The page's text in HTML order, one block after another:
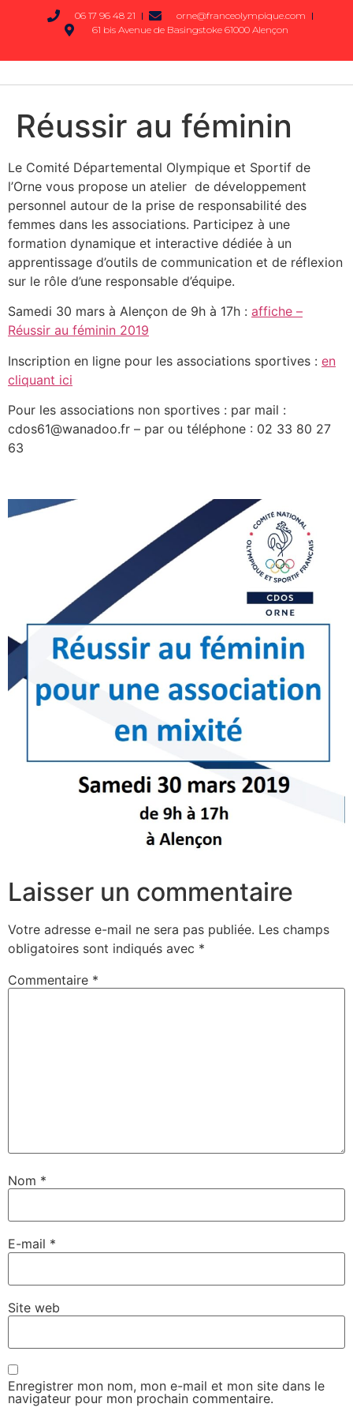
06 17 96 48 21
orne@franceolympique.com
61 bis Avenue de Basingstoke 61000 Alençon
Réussir au féminin
Le Comité Départemental Olympique et Sportif de
l’Orne vous propose un atelier de développement
personnel autour de la prise de responsabilité des
femmes dans les associations. Participez à une
formation dynamique et interactive dédiée à un
apprentissage d’outils de communication et de réflexion
sur le rôle d’une responsable d’équipe.
Samedi 30 mars à Alençon de 9h à 17h : affiche –
Réussir au féminin 2019
Inscription en ligne pour les associations sportives : en
cliquant ici
Pour les associations non sportives : par mail :
cdos61@wanadoo.fr – par ou téléphone : 02 33 80 27
63
Laisser un commentaire
Votre adresse e-mail ne sera pas publiée. Les champs
obligatoires sont indiqués avec *
Commentaire *
Nom *
E-mail *
Site web
Enregistrer mon nom, mon e-mail et mon site dans le
navigateur pour mon prochain commentaire.